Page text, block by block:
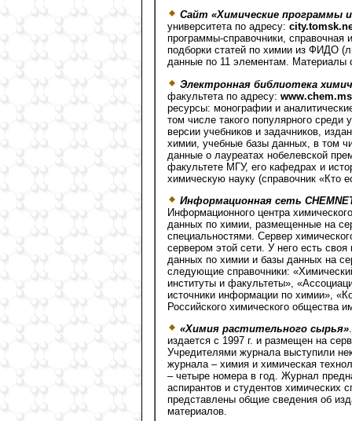
Сайт «Химические программы
университета по адресу:
программы-справочники,
подборки статей по химии из ФИДО
данные по 11 элементам. Материалы
Электронная библиотека
факультета по адресу:
ресурсы: монографии и
том числе такого популярного
версии учебников и задачников,
химии, учебные базы данных, в том
данные о лауреатах нобелевской
факультете МГУ, его кафедрах и
химическую науку (справочник «Кто
Информационная сеть
Информационного центра
данных по химии, размещенные на
специальностями. Сервер
сервером этой сети. У него есть
данных по химии и базы данных на
следующие справочники:
институты и факультеты»,
источники информации по химии»,
Российского химического общества
«Химия растительного сырья»
издается с 1997 г. и размещен на
Учредителями журнала выступили
журнала – химия и химическая
– четыре номера в год. Журнал
аспирантов и студентов химических
представлены общие сведения об
материалов.